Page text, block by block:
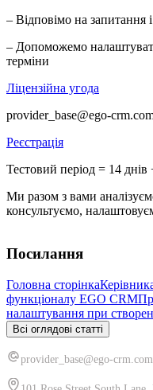
– Відповімо на
– Допоможемо
терміни
Ліцензійна угода
provider_base@ego-
Реєстрація
Тестовий період = 14
Ми разом з вами
консультуємо,
Посилання
Головна сторінка
функціоналу EGO CRM
налаштування при
Всі оглядові статті
provider_base@ego-crm.com